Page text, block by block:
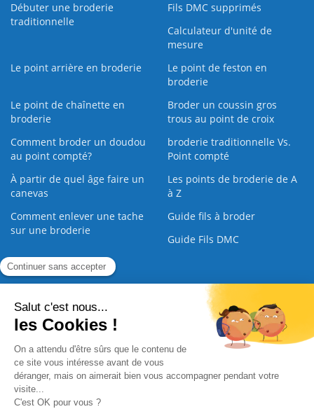
Débuter une broderie
traditionnelle
Fils DMC supprimés
Calculateur d'unité de
mesure
Le point arrière en broderie
Le point de feston en
broderie
Le point de chaînette en
broderie
Broder un coussin gros
trous au point de croix
Comment broder un doudou
au point compté?
broderie traditionnelle Vs.
Point compté
À partir de quel âge faire un
canevas
Les points de broderie de A
à Z
Comment enlever une tache
sur une broderie
Guide fils à broder
Guide Fils DMC
Guide de la Broderie
Nous contacter |
Paiement sécurisé